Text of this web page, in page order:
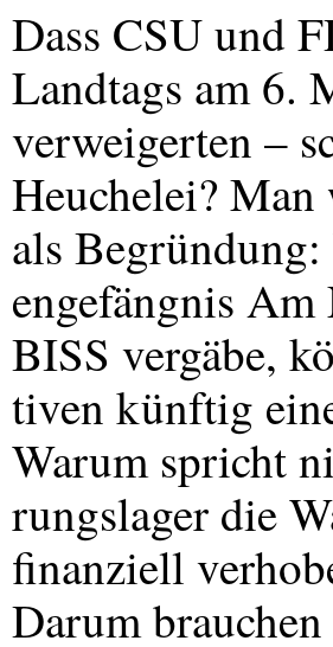
Dass CSUund
Landtags am 6.
verweigerten –
Heuchelei? Man
als
engefängnis
BISS vergäbe,
tiven künftig
Warum spricht
rungslager die
finanziell
Darum